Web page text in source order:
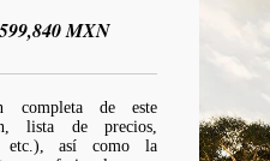
MXN
completa de este
lista de precios,
etc.), así como la